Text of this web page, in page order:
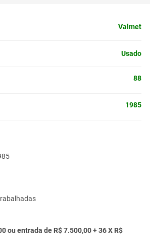
Valmet
Usado
88
1985
ou entrada de R$ 7.500,00 + 36 X R$